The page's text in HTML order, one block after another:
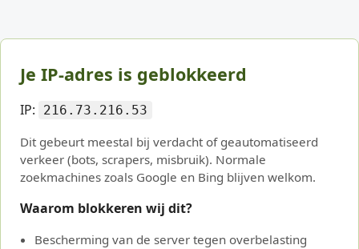
Je IP-adres is geblokkeerd
IP: 216.73.216.53
Dit gebeurt meestal bij verdacht of geautomatiseerd
verkeer (bots, scrapers, misbruik). Normale
zoekmachines zoals Google en Bing blijven welkom.
Waarom blokkeren wij dit?
Bescherming van de server tegen overbelasting